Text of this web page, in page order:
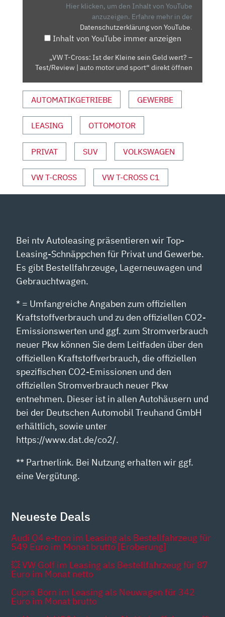
|
AUTO
UND
SPORT“
VON
YOUTUBE
ANZEIGEN
Hier klicken, um den Inhalt von YouTube
anzuzeigen. Erfahre mehr in der
Datenschutzerklärung von YouTube.
Inhalt von YouTube immer anzeigen
„VW T-Cross: Ist der Kleine sein Geld wert? –
Test/Review | auto motor und sport“ direkt öffnen
AUTOMATIKGETRIEBE GEWERBE
LEASING OTTOMOTOR
PRIVAT SUV VOLKSWAGEN
VW T-CROSS VW T-CROSS C1
Bei ntv Autoleasing präsentieren wir Top-
Leasing-Schnäppchen für Privat und Gewerbe.
Es gibt Bestellfahrzeuge, Lagerneuwagen und
Gebrauchtwagen.
* = Umfangreiche Angaben zum offiziellen
Kraftstoffverbrauch und zu den offiziellen CO2-
Emissionswerten und ggf. zum Stromverbrauch
neuer Pkw können Sie dem Leitfaden über den
offiziellen Kraftstoffverbrauch, die offiziellen
spezifischen CO2-Emissionen und den
offiziellen Stromverbrauch neuer Pkw
entnehmen. Dieser ist in allen Autohäusern und
bei der Deutschen Automobil Treuhand GmbH
erhältlich, sowie unter
https://www.dat.de/co2/.
** Partnerlink. Bei Nutzung erhalten wir ggf.
eine Vergütung.
Neueste Deals
Audi Q4 e-tron im Leasing als Bestellfahrzeug für
549 Euro im Monat brutto [Eroberung]
💥 VW Golf im Leasing als Bestellfahrzeug für 87
Euro im Monat netto
Cupra Born im Leasing als Neuwagen für 342
Euro im Monat brutto